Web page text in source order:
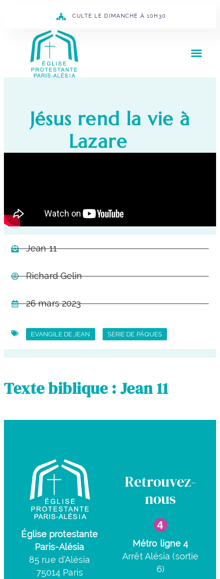
CULTE LE DIMANCHE À 10H30
Jésus rend la vie à
Lazare
Jean 11
Richard Gelin
26 mars 2023
EVANGILE DE JEAN SÉRIE DE PÂQUES
Texte biblique : Jean 11
Église protestante
Paris-Alésia
85 rue d’Alésia
75014 Paris
Retrouvez-
nous
Métro ligne 4
Arrêt Alésia (sortie
6)